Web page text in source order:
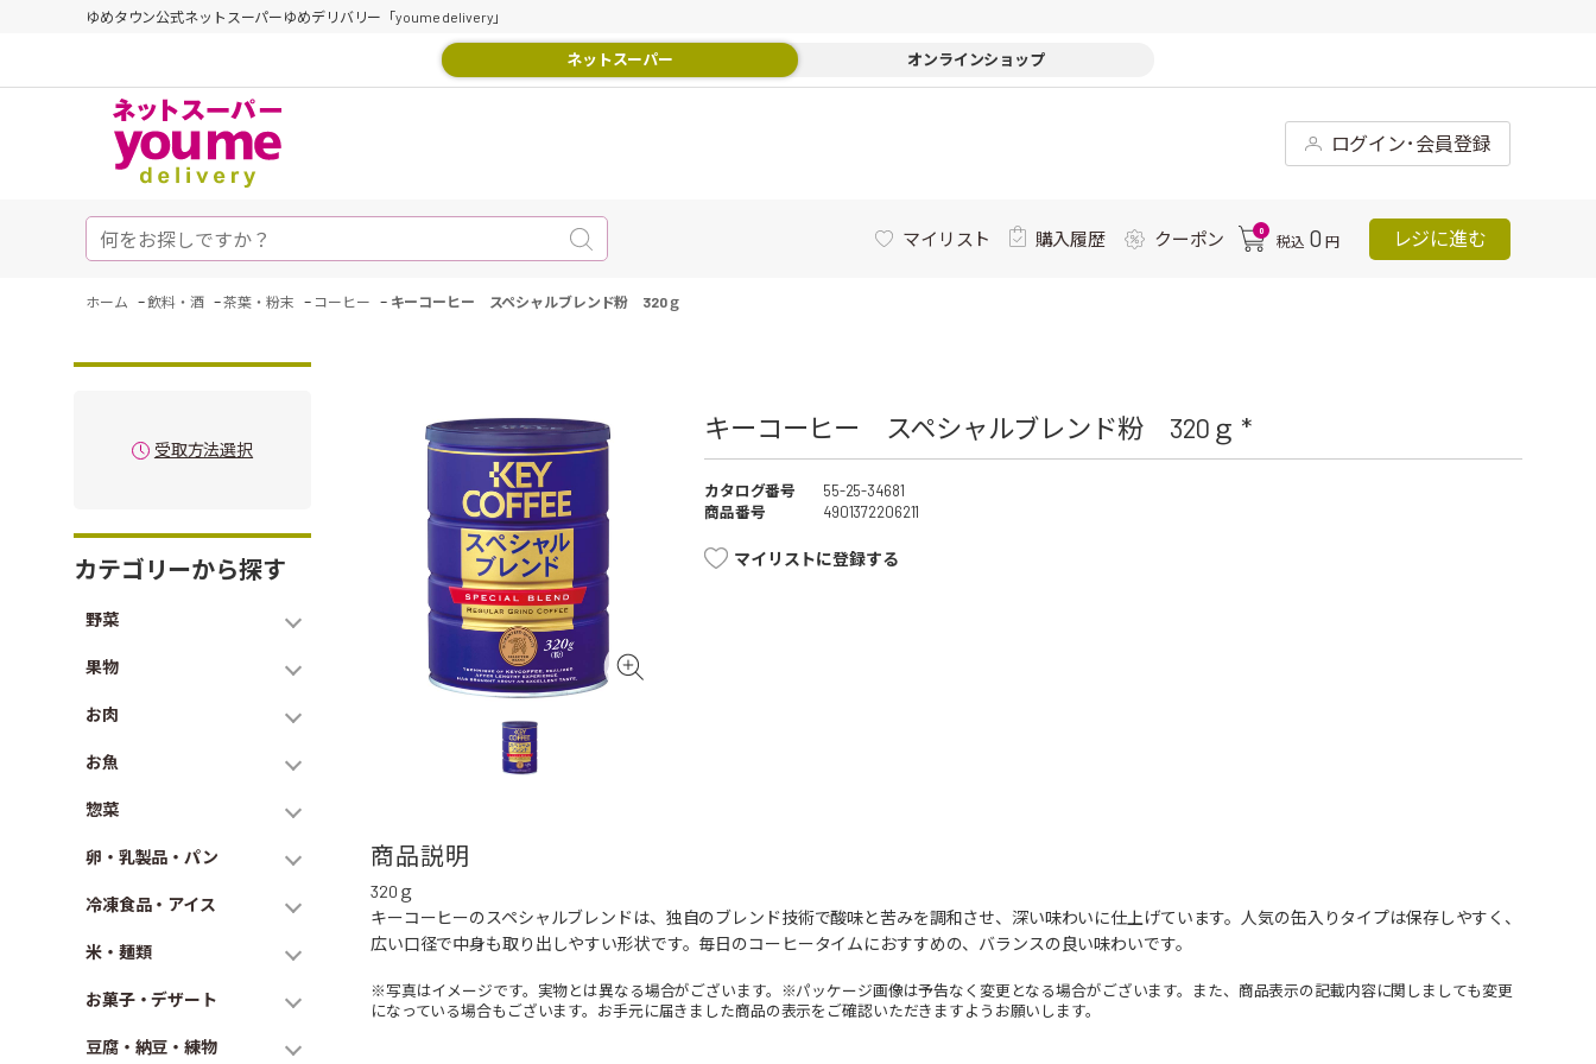
ゆめタウン公式ネットスーパーゆめデリバリー「youme delivery」
ネットスーパー オンラインショップ
ログイン･会員登録
マイリスト 購入履歴 クーポン 0
税込 0 円 レジに進む
ホーム -飲料・酒 -茶葉・粉末 - コーヒー - キーコーヒー スペシャルブレンド粉 320ｇ
受取方法選択
カテゴリーから探す
野菜
果物
お肉
お魚
惣菜
卵・乳製品・パン
冷凍食品・アイス
米・麺類
お菓子・デザート
豆腐・納豆・練物
キーコーヒー スペシャルブレンド粉 320ｇ *
カタログ番号
55-25-34681
商品番号
4901372206211
マイリストに登録する
商品説明
320ｇ
キーコーヒーのスペシャルブレンドは、独自のブレンド技術で酸味と苦みを調和させ、深い味わいに仕上げています。人気の缶入りタイプは保存しやすく、
広い口径で中身も取り出しやすい形状です。毎日のコーヒータイムにおすすめの、バランスの良い味わいです。
※写真はイメージです。実物とは異なる場合がございます。※パッケージ画像は予告なく変更となる場合がございます。また、商品表示の記載内容に関しましても変更
になっている場合もございます。お手元に届きました商品の表示をご確認いただきますようお願いします。